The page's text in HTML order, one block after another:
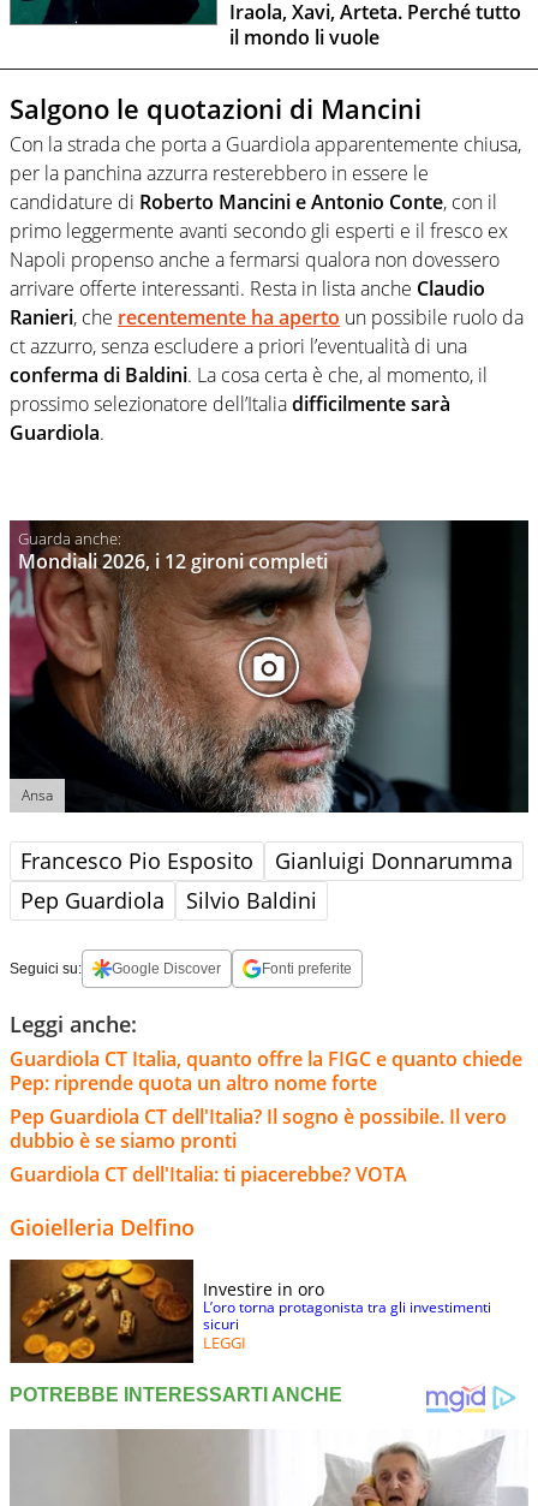
Iraola, Xavi, Arteta. Perché tutto
il mondo li vuole
Salgono le quotazioni di Mancini
Con la strada che porta a Guardiola apparentemente chiusa,
per la panchina azzurra resterebbero in essere le
candidature di Roberto Mancini e Antonio Conte, con il
primo leggermente avanti secondo gli esperti e il fresco ex
Napoli propenso anche a fermarsi qualora non dovessero
arrivare offerte interessanti. Resta in lista anche Claudio
Ranieri, che recentemente ha aperto un possibile ruolo da
ct azzurro, senza escludere a priori l’eventualità di una
conferma di Baldini. La cosa certa è che, al momento, il
prossimo selezionatore dell’Italiadifficilmente sarà
Guardiola.
Mondiali 2026, i 12 gironi completi
Ansa
Francesco Pio Esposito
Gianluigi Donnarumma
Pep Guardiola
Silvio Baldini
Seguici su: Google Discover Fonti preferite
Leggi anche:
Guardiola CT Italia, quanto offre la FIGC e quanto chiede
Pep: riprende quota un altro nome forte
Pep Guardiola CT dell'Italia? Il sogno è possibile. Il vero
dubbio è se siamo pronti
Guardiola CT dell'Italia: ti piacerebbe? VOTA
Gioielleria Delfino
Investire in oro
L’oro torna protagonista tra gli investimenti
sicuri
LEGGI